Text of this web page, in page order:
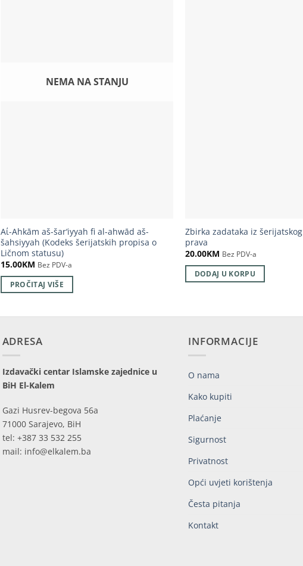
NEMA NA STANJU
Αί-Ahkām aš-šar‘iyyah fi al-ahwād aš-
šahsiyyah (Kodeks šerijatskih propisa o
Ličnom statusu)
15.00KM Bez PDV-a
PROČITAJ VIŠE
Zbirka zadataka iz
prava
20.00KM Bez PDV-a
DODAJ U KORPU
ADRESA
Izdavački centar Islamske zajednice u
BiH El-Kalem
Gazi Husrev-begova 56a
71000 Sarajevo, BiH
tel: +387 33 532 255
mail: info@elkalem.ba
INFORMACIJE
O nama
Kako kupiti
Plaćanje
Sigurnost
Privatnost
Opći uvjeti korištenja
Česta pitanja
Kontakt